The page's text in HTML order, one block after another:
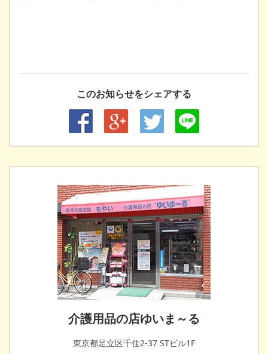
このお知らせをシェアする
介護用品の店ゆいま～る
東京都足立区千住2-37 STビル1F